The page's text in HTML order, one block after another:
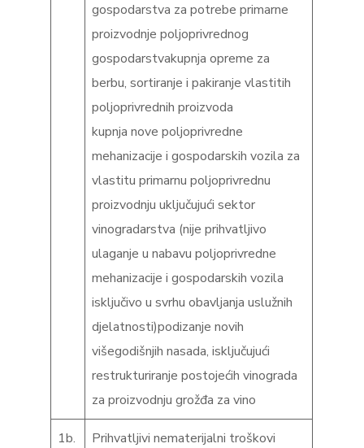
gospodarstva za potrebe primarne
proizvodnje poljoprivrednog
gospodarstvakupnja opreme za
berbu, sortiranje i pakiranje vlastitih
poljoprivrednih proizvoda
kupnja nove poljoprivredne
mehanizacije i gospodarskih vozila za
vlastitu primarnu poljoprivrednu
proizvodnju uključujući sektor
vinogradarstva (nije prihvatljivo
ulaganje u nabavu poljoprivredne
mehanizacije i gospodarskih vozila
isključivo u svrhu obavljanja uslužnih
djelatnosti)podizanje novih
višegodišnjih nasada, isključujući
restrukturiranje postojećih vinograda
za proizvodnju grožđa za vino
1b. Prihvatljivi nematerijalni troškovi